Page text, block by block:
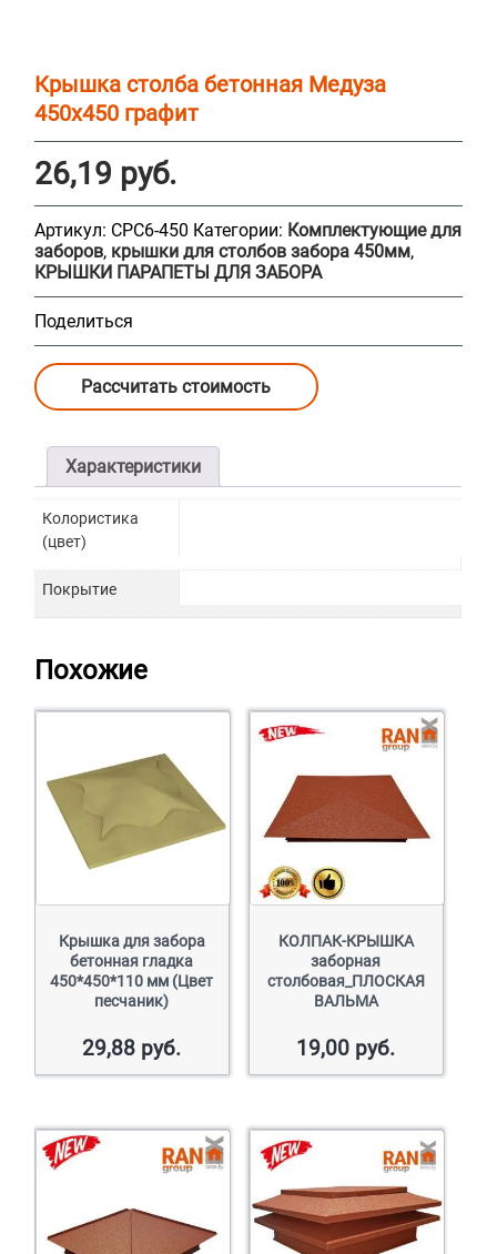
Крышка столба бетонная Медуза
450х450 графит
26,19 руб.
Артикул: СPC6-450 Категории: Комплектующие для
заборов, крышки для столбов забора 450мм,
КРЫШКИ ПАРАПЕТЫ ДЛЯ ЗАБОРА
Поделиться
Рассчитать стоимость
Характеристики
Колористика
(цвет)
Покрытие
Похожие
Крышка для забора
бетонная гладка
450*450*110 мм (Цвет
песчаник)
29,88 руб.
КОЛПАК-КРЫШКА
заборная
столбовая_ПЛОСКАЯ
ВАЛЬМА
19,00 руб.